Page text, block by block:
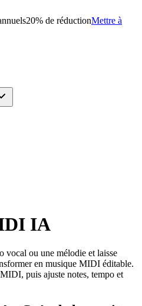
20% de réductionMettre à
IA
vocal ou une mélodie et laisse
en musique MIDI éditable.
puis ajuste notes, tempo et